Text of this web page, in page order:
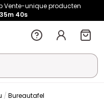
Vente-unique producten
35m 40s
Bureautafel